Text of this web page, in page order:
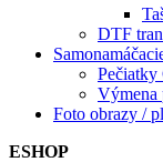
DTF
Pečiatky
Výmena
Foto obrazy /
ESHOP